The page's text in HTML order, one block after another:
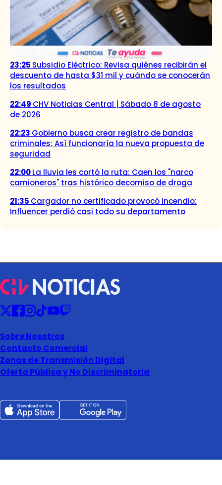
23:25 Subsidio Eléctrico: Revisa quiénes recibirán el
descuento de hasta $31 mil y cuándo se conocerán
los resultados
22:49 CHV Noticias Central | Sábado 8 de agosto
de 2026
22:23 Gobierno busca crear registro de bandas
criminales: Así funcionaría la nueva propuesta de
seguridad
22:00La lluvia les cortó la ruta: Caen los "narco
camioneros" tras histórico decomiso de droga
21:35 Cargador no certificado provocó incendio:
Influencer perdió casi todo su departamento
Sobre Nosotros
Contacto Comercial
Zonas de Transmisión Digital
Oferta Pública y No Discriminatoria